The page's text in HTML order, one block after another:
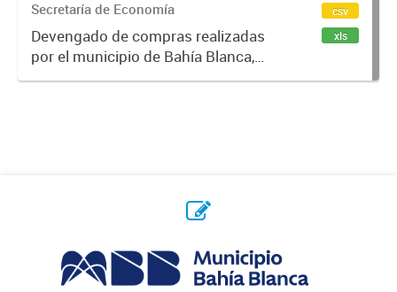
Secretaría de Economía
Devengado de compras realizadas
por el municipio de Bahía Blanca,
por año y proveedor. Un monto
csv
xls